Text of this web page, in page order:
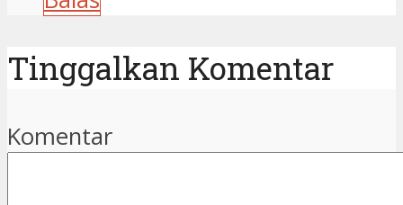
Tinggalkan Komentar
Komentar